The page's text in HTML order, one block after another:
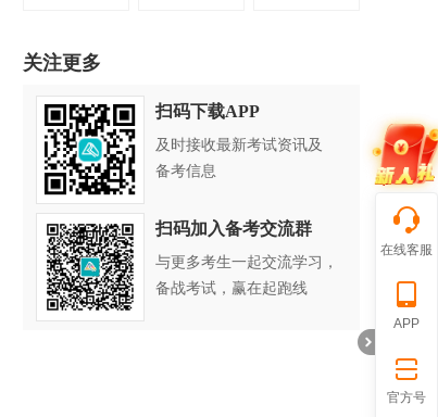
关注更多
扫码下载APP
及时接收最新考试资讯及
备考信息
扫码加入备考交流群
与更多考生一起交流学习，
备战考试，赢在起跑线
在线客服
APP
官方号